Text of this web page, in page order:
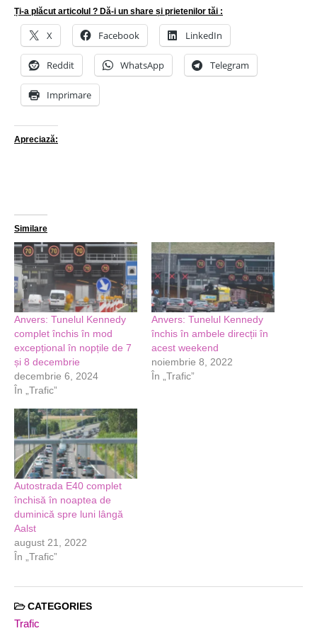
Ți-a plăcut articolul ? Dă-i un share și prietenilor tăi :
X Facebook LinkedIn
Reddit WhatsApp Telegram
Imprimare
Apreciază:
Similare
Anvers: Tunelul Kennedy
complet închis în mod
excepțional în nopțile de 7
și 8 decembrie
decembrie 6, 2024
În „Trafic”
Anvers: Tunelul Kennedy
închis în ambele direcții în
acest weekend
noiembrie 8, 2022
În „Trafic”
Autostrada E40 complet
închisă în noaptea de
duminică spre luni lângă
Aalst
august 21, 2022
În „Trafic”
CATEGORIES
Trafic